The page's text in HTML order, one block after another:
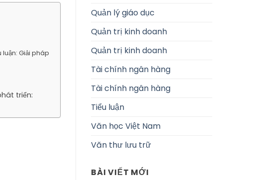
Giải pháp
triển:
Quản lý giáo dục
Quản trị kinh doanh
Quản trị kinh doanh
Tài chính ngân hàng
Tài chính ngân hàng
Tiểu luận
Văn học Việt Nam
Văn thư lưu trữ
BÀI VIẾT MỚI